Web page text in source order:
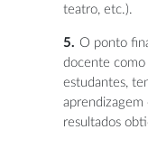
teatro, etc.).
O ponto
docente como
estudantes,
aprendizagem
resultados